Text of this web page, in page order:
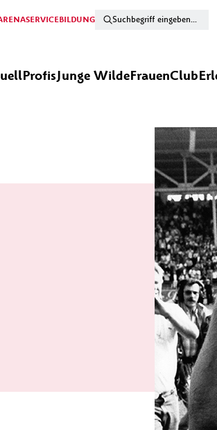
SERVICEBILDUNG
ProfisJunge WildeFrauenClub